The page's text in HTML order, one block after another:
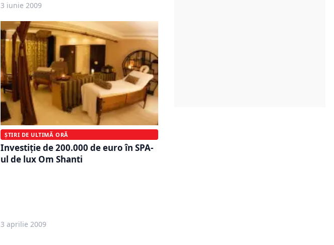
3 iunie 2009
ȘTIRI DE ULTIMĂ ORĂ
Investiţie de 200.000 de euro în SPA-
ul de lux Om Shanti
3 aprilie 2009